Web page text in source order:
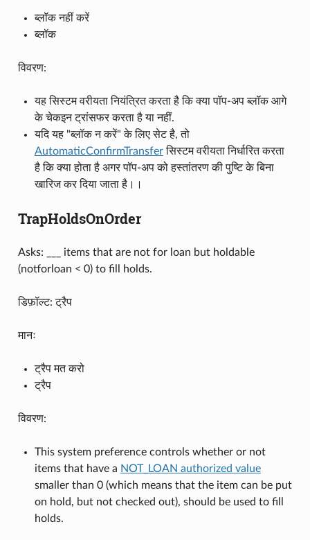
ब्लॉक नहीं करें
ब्लॉक
विवरण:
यह सिस्टम वरीयता नियंत्रित करता है कि क्या पॉप-अप ब्लॉक आगे
के चेकइन ट्रांसफर करता है या नहीं.
यदि यह "ब्लॉक न करें" के लिए सेट है, तो
AutomaticConfirmTransferसिस्टम वरीयता निर्धारित करता
है कि क्या होता है अगर पॉप-अप को हस्तांतरण की पुष्टि के बिना
खारिज कर दिया जाता है।।
TrapHoldsOnOrder
Asks: ___ items that are not for loan but holdable
(notforloan < 0) to fill holds.
डिफ़ॉल्ट: ट्रैप
मानः
ट्रैप मत करो
ट्रैप
विवरण:
This system preference controls whether or not
items that have a NOT_LOAN authorized value
smaller than 0 (which means that the item can be put
on hold, but not checked out), should be used to fill
holds.